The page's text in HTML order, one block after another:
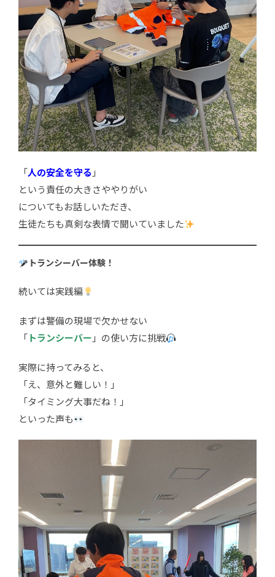
「人の安全を守る 」
という責任の大きさややりがい
についてもお話しいただき、
生徒たちも真剣な表情で聞いていました
トランシーバー体験！
続いては実践編
まずは警備の現場で欠かせない
「トランシーバー 」の使い方に挑戦
実際に持ってみると、
「え、意外と難しい！」
「タイミング大事だね！」
といった声も